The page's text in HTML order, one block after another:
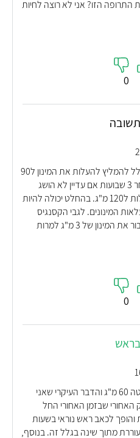
התרופה הזו? אני לא רוצה לחיות
0
תשובה
לאיילה שלום, אני נוהגת בדרך כלל להמליץ להעלות את המינון ל90
מ"ג לאחר שבוע על 60 מ"ג. לאחר 3 שבועות אם עדיין לא הושג
האפקט הרצוי אני ממליצה להעלות ל120 מ"ג. בהחלט יכולה להיות
המינונים. לגבי הקסנגיס
(אלפרוליד), אני ממליצה לא לעבור את המינון של 3 מ"ג למרות
0
אני כבר כ-4 שבועות על הסימבלטה 60 מ"ג והדבר העיקרי שאני
שבזמן האחורי החל
לכאב ראש נוראי בשעות
מתוך שינה בגלל זה. בנוסף,